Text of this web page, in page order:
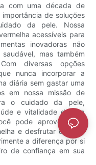
com uma década de
de soluções
da pele. Nossa
acessíveis para
inovadoras não
mas também
diversas opções
nunca incorporar a
diária sem gastar uma
em nossa missão de
o cuidado da pele,
e vitalidade da sua
pode aproveitar os
e desfrutar da pele
a diferença por si
de confiança em sua